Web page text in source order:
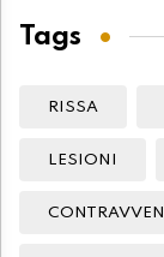
Tags
RISSA
LESIONI